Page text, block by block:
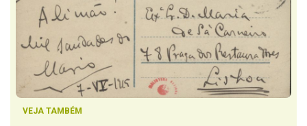
VEJA TAMBÉM